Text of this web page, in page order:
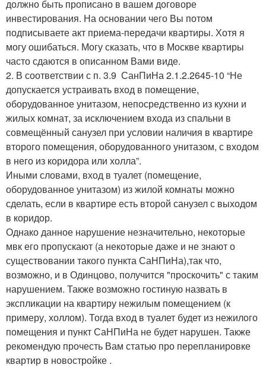
должно быть прописано в вашем договоре
инвестирования. На основании чего Вы потом
подписываете акт приема-передачи квартиры. Хотя я
могу ошибаться. Могу сказать, что в Москве квартиры
часто сдаются в описанном Вами виде.
2. В соответствии с п. 3.9 СанПиНа 2.1.2.2645-10 “Не
допускается устраивать вход в помещение,
оборудованное унитазом, непосредственно из кухни и
жилых комнат, за исключением входа из спальни в
совмещённый санузел при условии наличия в квартире
второго помещения, оборудованного унитазом, с входом
в него из коридора или холла”.
Иными словами, вход в туалет (помещение,
оборудованное унитазом) из жилой комнаты можно
сделать, если в квартире есть второй санузел с выходом
в коридор.
Однако данное нарушение незначительно, некоторые
мвк его пропускают (а некоторые даже и не знают о
существовании такого пункта СаНПиНа),так что,
возможно, и в Одинцово, получится "проскочить" с таким
нарушением. Также возможно гостиную назвать в
экспликации на квартиру нежилым помещением (к
примеру, холлом). Тогда вход в туалет будет из нежилого
помещения и пункт СаНПиНа не будет нарушен. Также
рекомендую прочесть Вам статью про перепланировке
квартир в новостройке .